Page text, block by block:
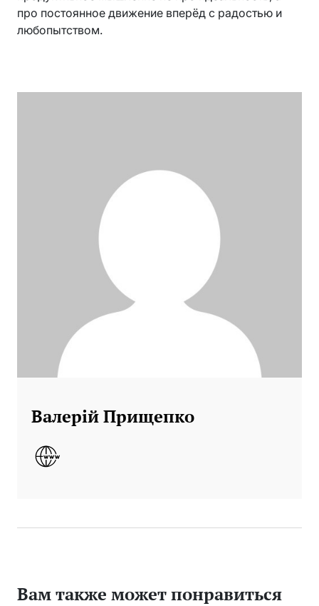
про постоянное движение вперёд с радостью и
любопытством.
Валерій Прищепко
Вам также может понравиться